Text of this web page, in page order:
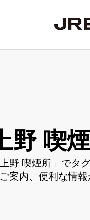
野 喫
野 喫煙所」でタ
案内、便利な情報